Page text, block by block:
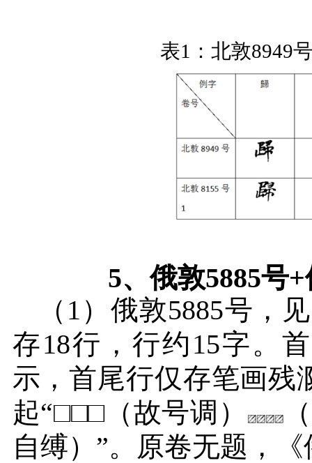
表1 ：北敦8949
5、俄敦5885号+
（ 1 ）俄敦5885号，
存18行，行约 15字。首
示，首尾行仅存笔画残
起“□□□（故号调）
自缚）”。原卷无题，